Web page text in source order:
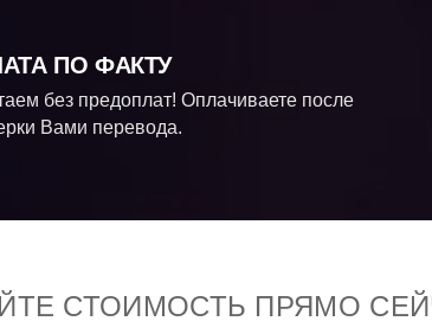
ПО ФАКТУ
без предоплат! Оплачиваете после
Вами перевода.
СТОИМОСТЬ ПРЯМО